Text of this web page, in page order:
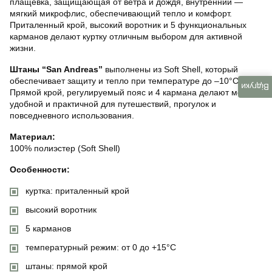
мягкий микрофлис, обеспечивающий тепло и комфорт.
Приталенный крой, высокий воротник и 5 функциональных
карманов делают куртку отличным выбором для активной
жизни.
Штаны “San Andreas” выполнены из Soft Shell, который
обеспечивает защиту и тепло при температуре до –10°C.
Прямой крой, регулируемый пояс и 4 кармана делают модель
удобной и практичной для путешествий, прогулок и
повседневного использования.
Материал:
100% полиэстер (Soft Shell)
Особенности:
куртка: приталенный крой
высокий воротник
5 карманов
температурный режим: от 0 до +15°C
штаны: прямой крой
Відгуки